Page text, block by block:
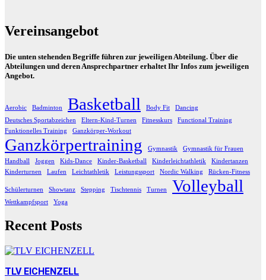
Vereinsangebot
Die unten stehenden Begriffe führen zur jeweiligen Abteilung. Über die
Abteilungen und deren Ansprechpartner erhaltet Ihr Infos zum jeweiligen
Angebot.
Aerobic Badminton Basketball Body Fit
Dancing
Deutsches Sportabzeichen
Eltern-Kind-Turnen Fitnesskurs
Functional Training
Funktionelles Training
Ganzkörper-Workout
Ganzkörpertraining Gymnastik
Gymnastik für Frauen
Handball
Joggen Kids-Dance Kinder-Basketball Kinderleichtathletik
Kindertanzen
Kinderturnen
Laufen Leichtathletik Leistungssport Nordic Walking Rücken-Fitness
Schülerturnen Showtanz Stepping Tischtennis Turnen Volleyball
Wettkampfsport Yoga
Recent Posts
TLV EICHENZELL